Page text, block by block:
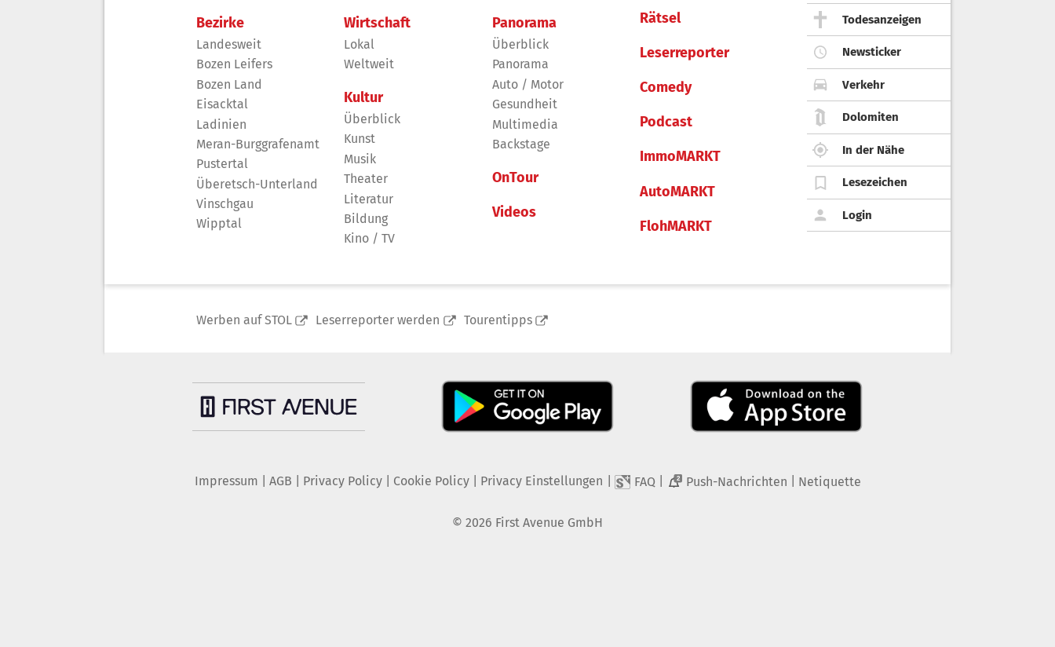
Bezirke
Landesweit
Bozen Leifers
Bozen Land
Eisacktal
Ladinien
Meran-Burggrafenamt
Pustertal
Überetsch-Unterland
Vinschgau
Wipptal
Wirtschaft
Lokal
Weltweit
Kultur
Überblick
Kunst
Musik
Theater
Literatur
Bildung
Kino / TV
Panorama
Überblick
Panorama
Auto / Motor
Gesundheit
Multimedia
Backstage
OnTour
Videos
Rätsel
Leserreporter
Comedy
Podcast
ImmoMARKT
AutoMARKT
FlohMARKT
Todesanzeigen
Newsticker
Verkehr
Dolomiten
In der Nähe
Lesezeichen
Login
Werben auf STOL Leserreporter werden Tourentipps
Impressum AGB Privacy Policy| Cookie Policy| Privacy Einstellungen FAQ 2 Push-Nachrichten Netiquette
© 2026 First Avenue GmbH